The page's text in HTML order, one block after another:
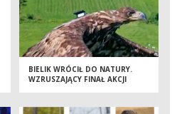
BIELIK WRÓCIŁ DO NATURY.
WZRUSZAJĄCY FINAŁ AKCJI